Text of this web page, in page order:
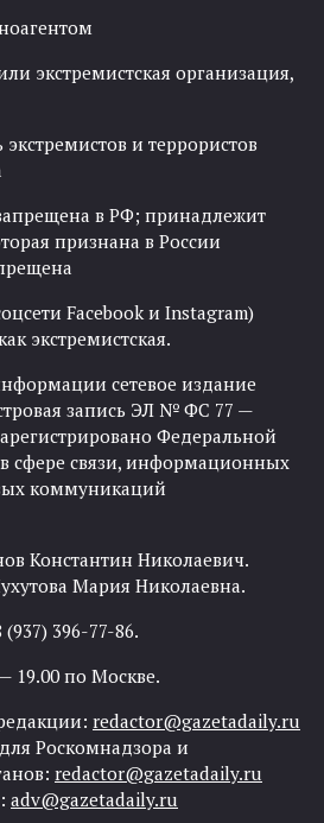
экстремистская организация,
и террористов
в РФ; принадлежит
признана в России
Facebook и Instagram)
экстремистская.
сетевое издание
запись ЭЛ № ФС 77 —
Федеральной
сфере связи, информационных
коммуникаций
Константин Николаевич.
Мария Николаевна.
396-77-86.
19.00 по Москве.
redactor@gazetadaily.ru
Роскомнадзора и
redactor@gazetadaily.ru
adv@gazetadaily.ru